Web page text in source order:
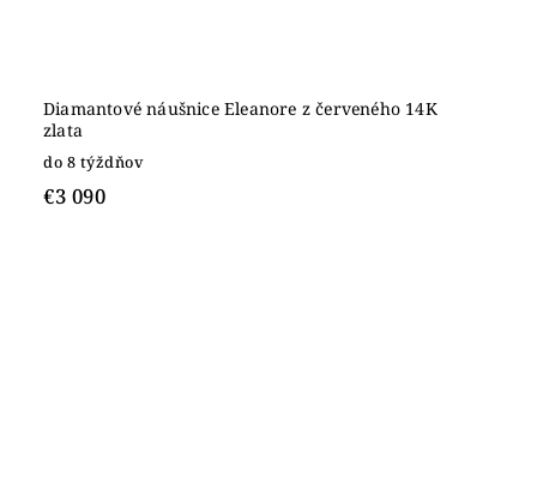
Diamantové náušnice Eleanore z červeného 14K
zlata
do 8 týždňov
€3 090